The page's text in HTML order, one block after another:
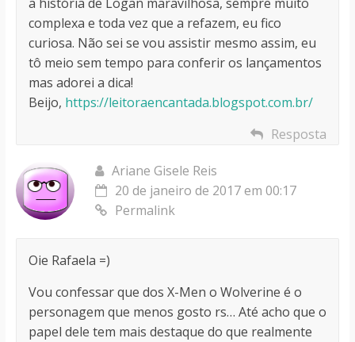
a história de Logan maravilhosa, sempre muito
complexa e toda vez que a refazem, eu fico
curiosa. Não sei se vou assistir mesmo assim, eu
tô meio sem tempo para conferir os lançamentos
mas adorei a dica!
Beijo, https://leitoraencantada.blogspot.com.br/
Resposta
Ariane Gisele Reis
20 de janeiro de 2017 em 00:17
Permalink
Oie Rafaela =)
Vou confessar que dos X-Men o Wolverine é o
personagem que menos gosto rs… Até acho que o
papel dele tem mais destaque do que realmente